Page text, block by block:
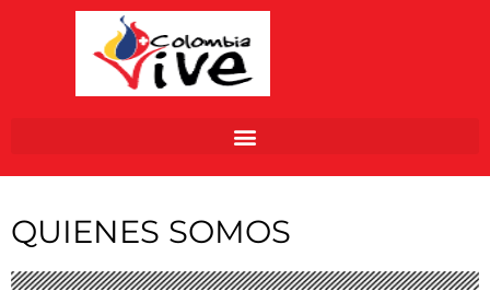
QUIENES SOMOS